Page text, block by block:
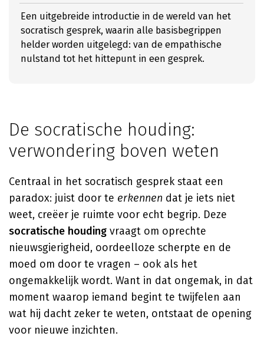
Een uitgebreide introductie in de wereld van het
socratisch gesprek, waarin alle basisbegrippen
helder worden uitgelegd: van de empathische
nulstand tot het hittepunt in een gesprek.
De socratische houding:
verwondering boven weten
Centraal in het socratisch gesprek staat een
paradox: juist door te erkennen dat je iets niet
weet, creëer je ruimte voor echt begrip. Deze
socratische houding vraagt om oprechte
nieuwsgierigheid, oordeelloze scherpte en de
moed om door te vragen – ook als het
ongemakkelijk wordt. Want in dat ongemak, in dat
moment waarop iemand begint te twijfelen aan
wat hij dacht zeker te weten, ontstaat de opening
voor nieuwe inzichten.